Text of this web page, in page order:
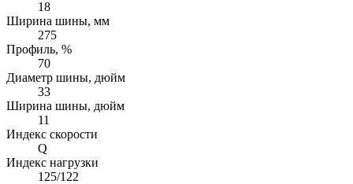
18
Ширина шины, мм
275
Профиль, %
70
Диаметр шины, дюйм
33
Ширина шины, дюйм
11
Индекс скорости
Q
Индекс нагрузки
125/122